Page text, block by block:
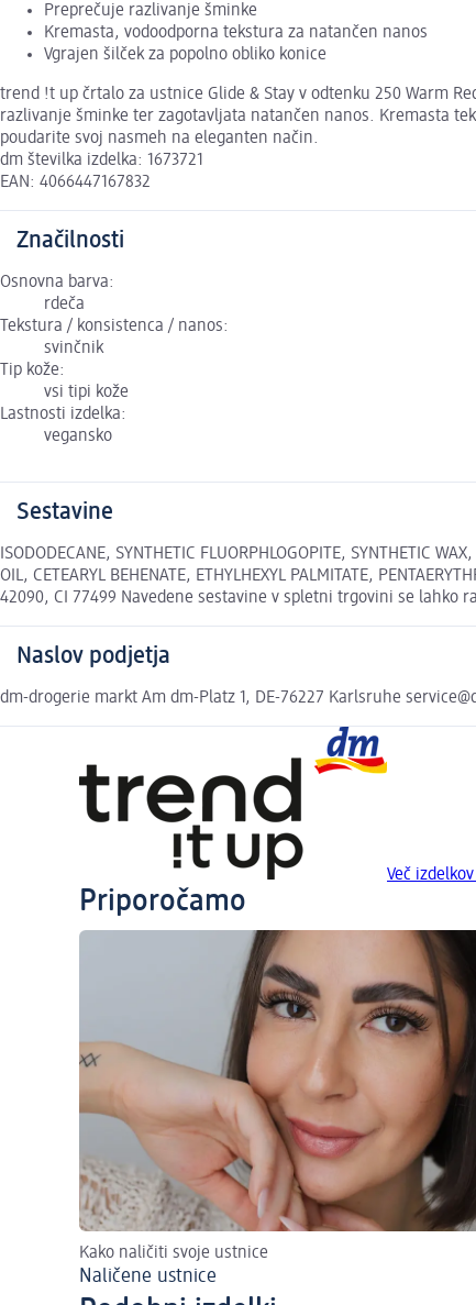
Preprečuje razlivanje šminke
Kremasta, vodoodporna tekstura za natančen nanos
Vgrajen šilček za popolno obliko konice
trend !t up črtalo za ustnice Glide & Stay v odtenku 250 Warm
razlivanje šminke ter zagotavljata natančen nanos. Kremasta
poudarite svoj nasmeh na eleganten način.
dm številka izdelka: 1673721
EAN: 4066447167832
Značilnosti
Osnovna barva:
rdeča
Tekstura / konsistenca / nanos:
svinčnik
Tip kože:
vsi tipi kože
Lastnosti izdelka:
vegansko
Sestavine
ISODODECANE, SYNTHETIC FLUORPHLOGOPITE, SYNTHETIC
OIL, CETEARYL BEHENATE, ETHYLHEXYL PALMITATE,
42090, CI 77499 Navedene sestavine v spletni trgovini se lahko
Naslov podjetja
dm-drogerie markt Am dm-Platz 1, DE-76227 Karlsruhe
Več
Priporočamo
Kako naličiti svoje ustnice
Naličene ustnice